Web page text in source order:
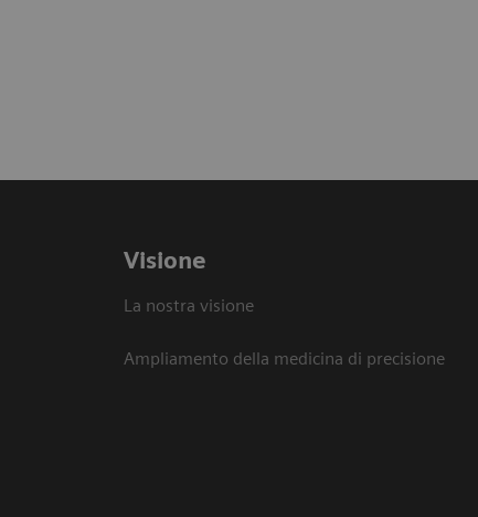
Visione
La nostra visione
Ampliamento della medicina di precisione